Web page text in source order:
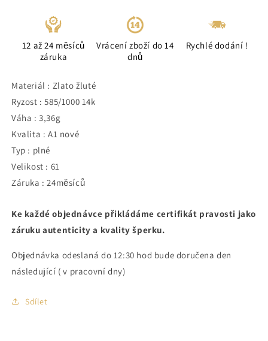
12 až 24 měsíců
záruka
Vrácení zboží do 14
dnů
Rychlé dodání !
Materiál : Zlato žluté
Ryzost : 585/1000 14k
Váha : 3,36g
Kvalita : A1 nové
Typ : plné
Velikost : 61
Záruka : 24měsíců
Ke každé objednávce přikládáme certifikát pravosti jako
záruku autenticity a kvality šperku.
Objednávka odeslaná do 12:30 hod bude doručena den
následující ( v pracovní dny)
Sdílet